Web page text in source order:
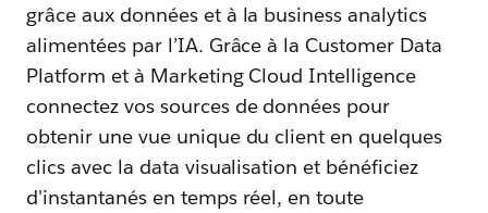
grâce aux données et à la business analytics
alimentées par l’IA. Grâce à la Customer Data
Platform et à Marketing Cloud Intelligence
connectez vos sources de données pour
obtenir une vue unique du client en quelques
clics avec la data visualisation et bénéficiez
d'instantanés en temps réel, en toute